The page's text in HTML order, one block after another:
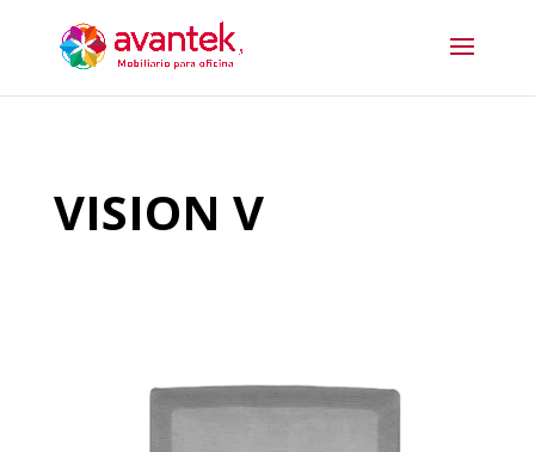
VISION V